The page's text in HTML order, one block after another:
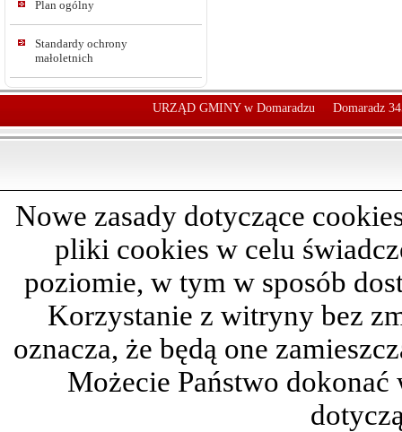
Plan ogólny
Standardy ochrony
małoletnich
URZĄD GMINY w Domaradzu Domaradz
Nowe zasady dotyczące
pliki cookies w celu
poziomie, w tym w sposób
Korzystanie z witryny bez
oznacza, że będą one
Możecie Państwo